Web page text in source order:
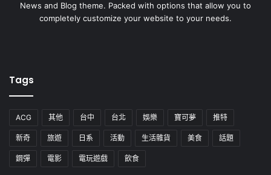
News and Blog theme. Packed with options that allow you to
completely customize your website to your needs.
Tags
ACG 其他 台中 台北 娛樂 寶可夢 推特
新奇 旅遊 日系 活動 生活雜貨 美食 話題
鋼彈 電影 電玩遊戲 飲食